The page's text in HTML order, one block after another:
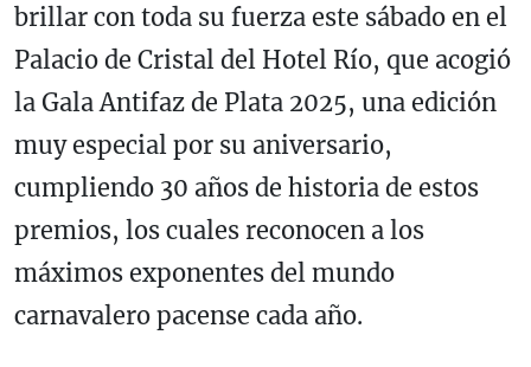
brillar con toda su fuerza este sábado en el
Palacio de Cristal del Hotel Río, que acogió
la Gala Antifaz de Plata 2025, una edición
muy especial por su aniversario,
cumpliendo 30 años de historia de estos
premios, los cuales reconocen a los
máximos exponentes del mundo
carnavalero pacense cada año.